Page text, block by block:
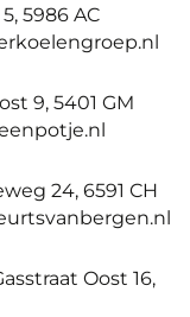
5986 AC
9, 5401 GM
24, 6591 CH
Oost 16,